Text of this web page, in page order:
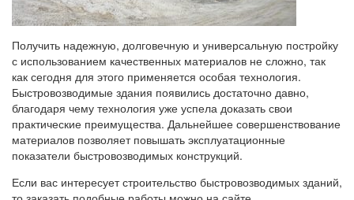
Получить надежную, долговечную и универсальную постройку
с использованием качественных материалов не сложно, так
как сегодня для этого применяется особая технология.
Быстровозводимые здания появились достаточно давно,
благодаря чему технология уже успела доказать свои
практические преимущества. Дальнейшее совершенствование
материалов позволяет повышать эксплуатационные
показатели быстровозводимых конструкций.
Если вас интересует строительство быстровозводимых зданий,